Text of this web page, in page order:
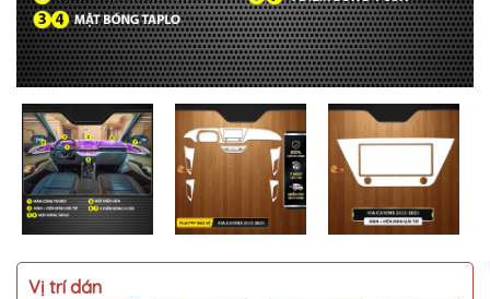
VOLKSWAGEN
MERCEDES
HYUNDAI
FORD
MITSUBISHI
BMW
VOLVO
SUZUKI
Vị trí dán